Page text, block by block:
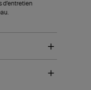
d’entretien